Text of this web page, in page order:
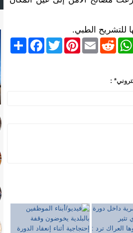
للتشريح الطبي.
Share
FacebookTwitter
PinterestEmailReddit